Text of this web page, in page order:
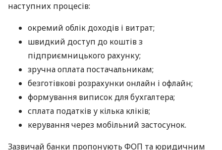
наступних процесів:
окремий облік доходів і витрат;
швидкий доступ до коштів з
підприємницького рахунку;
зручна оплата постачальникам;
безготівкові розрахунки онлайн і офлайн;
формування виписок для бухгалтера;
сплата податків у кілька кліків;
керування через мобільний застосунок.
Зазвичай банки пропонують ФОП та юридичним